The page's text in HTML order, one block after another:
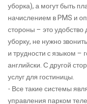
уборка), а могут быть
начислением в PMS и
стороны – это удобство
уборку, не нужно
и трудности с языком –
английски. С другой
услуг для гостиницы.
- Все такие системы
управления парком